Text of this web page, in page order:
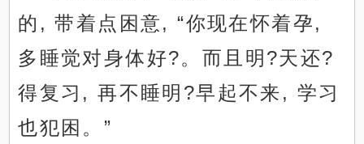
的, 带着点困意, “你现在怀着孕,
多睡觉对身体好?。而且明?天还?
得复习, 再不睡明?早起不来, 学习
也犯困。”